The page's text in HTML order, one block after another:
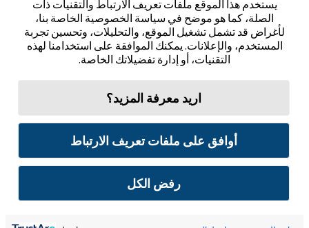
يستخدم هذا الموقع ملفات تعريف الارتباط والتقنيات ذات
الصلة، كما هو موضح في سياسة الخصوصية الخاصة بنا،
لأغراض قد تشمل تشغيل الموقع، والتحليلات، وتحسين تجربة
المستخدم، والإعلانات. يمكنك الموافقة على استخدامنا لهذه
التقنيات، أو إدارة تفضيلاتك الخاصة.
اريد معرفة المزيد؟
أوافق على ملفات تعريف الارتباط
رفض الكل